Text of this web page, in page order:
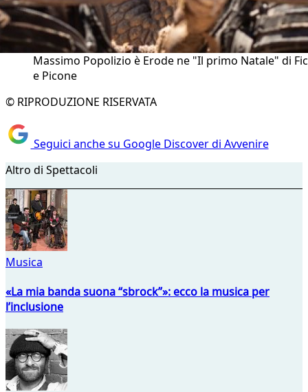
Massimo Popolizio è Erode ne "Il primo Natale" di
e Picone
© RIPRODUZIONE RISERVATA
Seguici anche su Google Discover di Avvenire
Altro di Spettacoli
Musica
«La mia banda suona “sbrock”»: ecco la musica per
l’inclusione